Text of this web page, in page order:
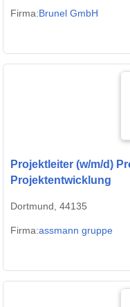
Firma:Brunel GmbH
Projektleiter (w/m/d)
Projektentwicklung
Dortmund, 44135
Firma:assmann gruppe